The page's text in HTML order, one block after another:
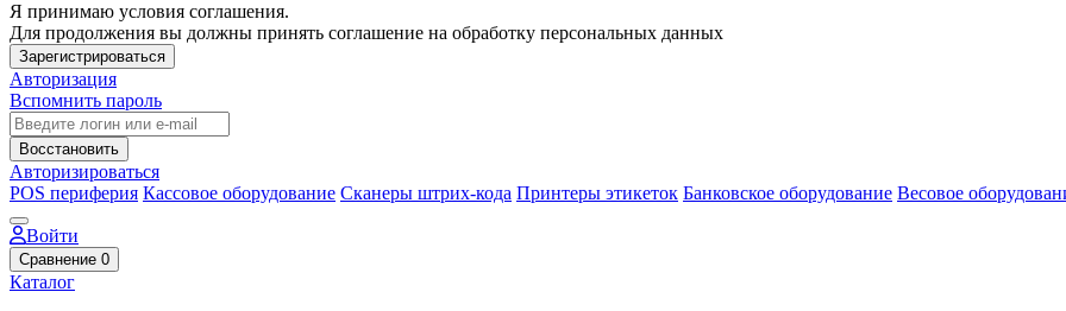
Я принимаю условия соглашения.
Для продолжения вы должны принять соглашение на обработку персональных данных
Зарегистрироваться
Авторизация
Вспомнить пароль
Восстановить
Авторизироваться
POS периферия Кассовое оборудование Сканеры штрих-кода Принтеры этикеток Банковское оборудование Весовое
Войти
Сравнение 0
Каталог